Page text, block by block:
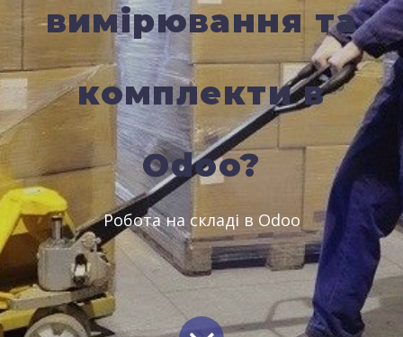
вимірювання та
комплекти в
Odoo?
Робота на складі в Odoo